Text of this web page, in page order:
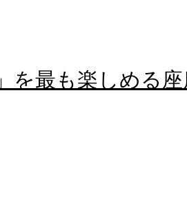
を最も楽しめる